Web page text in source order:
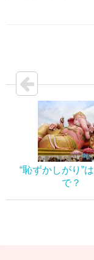
“恥ずかしがり”
で？